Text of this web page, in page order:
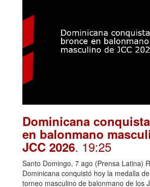
Dominicana
en balonmano
JCC 2026. 19:25
Santo Domingo, 7 ago (Prensa Latina)
Dominicana conquistó hoy la medalla
torneo masculino de balonmano de los